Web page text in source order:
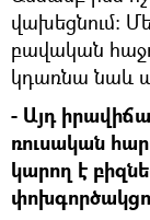
վախեցնում։
բավական
կդառնա նաև
- Այդ
ռուսական
կարող է